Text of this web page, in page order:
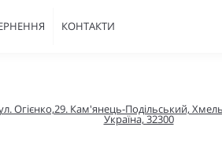
КОНТАКТИ
Огієнко,29. Кам'янець-Подільський,
Україна, 32300